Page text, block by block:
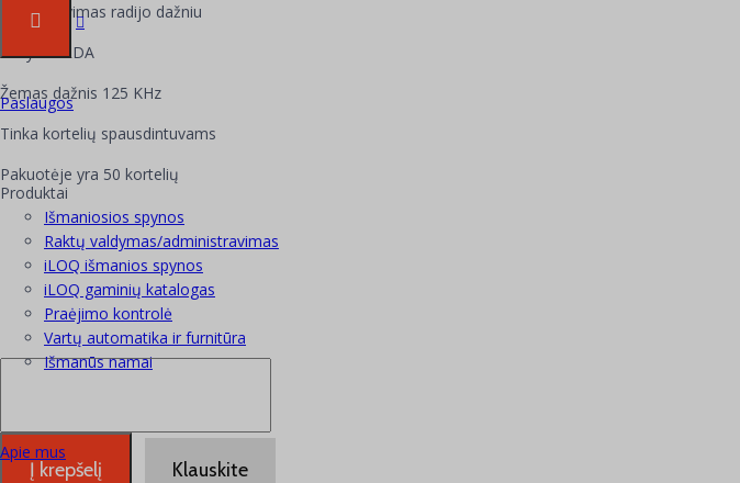
Paslaugos
Produktai
Išmaniosios spynos
Raktų valdymas/administravimas
iLOQ išmanios spynos
iLOQ gaminių katalogas
Praėjimo kontrolė
Vartų automatika ir furnitūra
Išmanūs namai
Apie mus
Identifikavimas radijo dažniu
Pasyvus RDA
Žemas dažnis 125 KHz
Tinka kortelių spausdintuvams
Pakuotėje yra 50 kortelių
produkto
Artumo
korteliųĮ krepšelį Klauskite